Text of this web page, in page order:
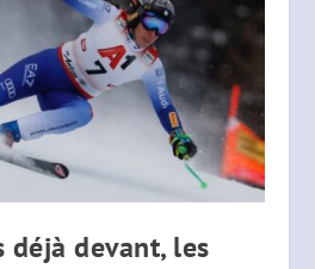
déjà devant, les